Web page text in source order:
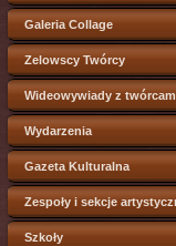
Galeria Collage
Zelowscy Twórcy
Wideowywiady z
Wydarzenia
Gazeta Kulturalna
Zespoły i sekcje
Szkoły